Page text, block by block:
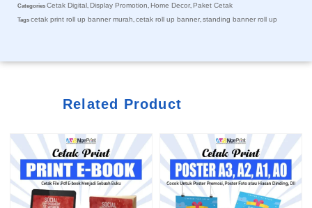
Categories Cetak Digital Display Promotion Home Decor Paket Cetak
Tags cetak print roll up banner murah cetak roll up banner standing banner roll up
Related Product